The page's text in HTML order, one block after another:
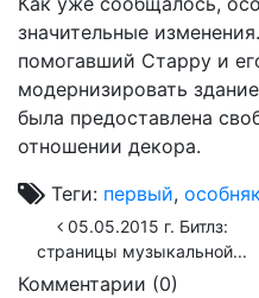
значительные
помогавший Старру и
модернизировать
была предоставлена
отношении декора.
Теги: первый, особняк
05.05.2015 г. Битлз:
страницы музыкальной...
Комментарии (0)